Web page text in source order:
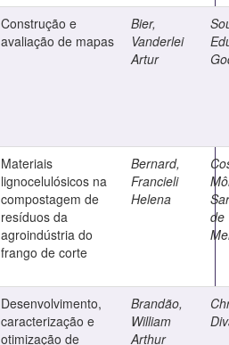
Construção e
avaliação de mapas
Bier,
Vanderlei
Artur
Materiais
lignocelulósicos na
compostagem de
resíduos da
agroindústria do
frango de corte
Bernard,
Francieli
Helena
de
Desenvolvimento,
caracterização e
otimização de
Brandão,
William
Arthur